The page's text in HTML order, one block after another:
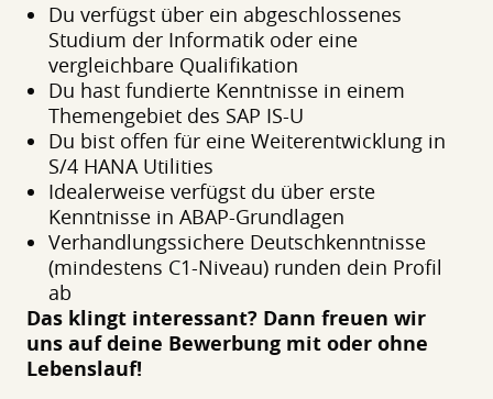
Du verfügst über ein abgeschlossenes
Studium der Informatik oder eine
vergleichbare Qualifikation
Du hast fundierte Kenntnisse in einem
Themengebiet des SAP IS-U
Du bist offen für eine Weiterentwicklung in
S/4 HANA Utilities
Idealerweise verfügst du über erste
Kenntnisse in ABAP-Grundlagen
Verhandlungssichere Deutschkenntnisse
(mindestens C1-Niveau) runden dein Profil
ab
Das klingt interessant? Dann freuen wir
uns auf deine Bewerbung mit oder ohne
Lebenslauf!